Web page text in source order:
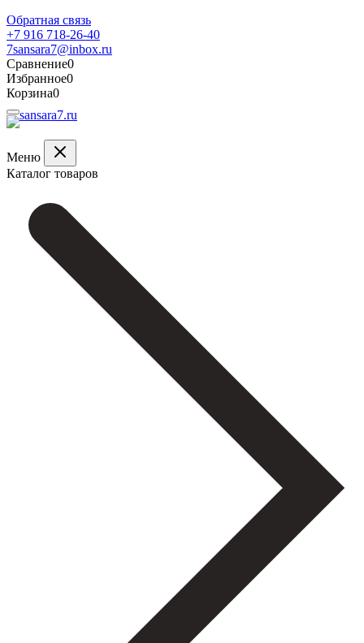
Обратная связь
+7 916 718-26-40
7sansara7@inbox.ru
Сравнение0
Избранное0
Корзина0
Меню
Каталог товаров